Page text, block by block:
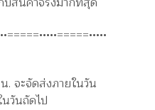
. จะจัดส่งภายในวัน
วันถัดไป